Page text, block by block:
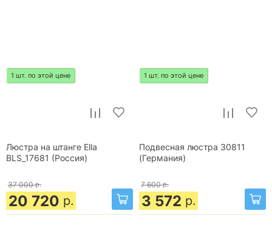
1 шт. по этой цене
Люстра на штанге Ella
BLS_17681 (Россия)
37 000 р.
20 720 р.
1 шт. по этой цене
Подвесная люстра 30811
(Германия)
7 600 р.
3 572 р.